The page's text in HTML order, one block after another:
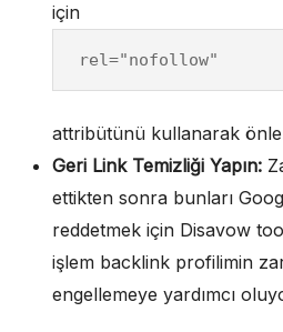
için
rel="nofollow"
attribütünü kullanarak
Geri Link Temizliği Yapın:
ettikten sonra bunları
reddetmek için Disavow
işlem backlink profilimin
engellemeye yardımcı